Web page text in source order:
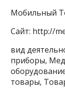
Мобильный
Сайт: http://
вид
приборы,
товары,